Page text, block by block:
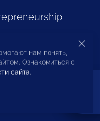
нам понять,
Ознакомиться с
сайта.